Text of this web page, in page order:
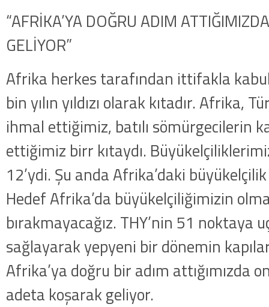
“AFRİKA’YA DOĞRU ADIM
GELİYOR”
Afrika herkes tarafından ittifakla
bin yılın yıldızı olarak kıtadır. Afrika,
ihmal ettiğimiz, batılı sömürgecilerin
ettiğimiz birr kıtaydı.
12’ydi. Şu anda Afrika’daki
Hedef Afrika’da büyükelçiliğimizin
bırakmayacağız. THY’nin 51 noktaya
sağlayarak yepyeni bir dönemin
Afrika’ya doğru bir adım attığımızda
adeta koşarak geliyor.